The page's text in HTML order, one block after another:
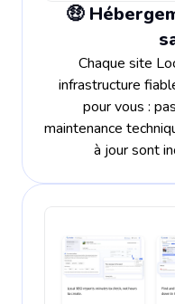
🤑
Chaque site
infrastructure
pour vous :
maintenance
à jour sont